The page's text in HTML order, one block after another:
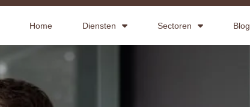
Home Diensten Sectoren Blog